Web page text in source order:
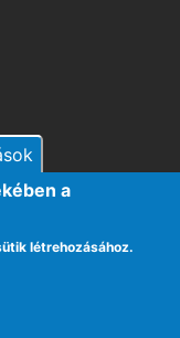
a
létrehozásához.